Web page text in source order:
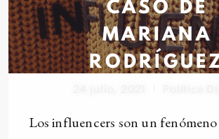
CASO DE
MARIANA
Los influencers son un fenómeno